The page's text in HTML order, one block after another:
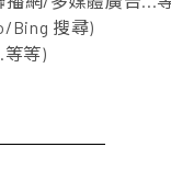
Bing 搜尋)
等)